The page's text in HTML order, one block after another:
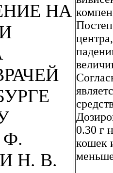
НА
Н. В.
0.30 г
кошек